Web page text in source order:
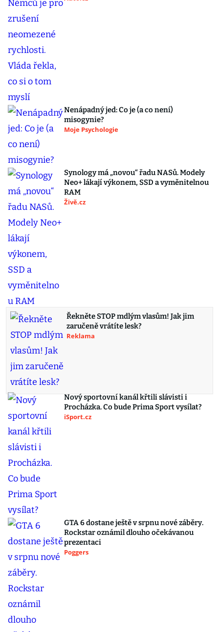
Nenápadný jed: Co je (a co není)
misogynie?
Moje Psychologie
Synology má „novou“ řadu NASů. Modely
Neo+ lákají výkonem, SSD a vyměnitelnou
RAM
Živě.cz
Řekněte STOP mdlým vlasům! Jak jim
zaručeně vrátíte lesk?
Reklama
Nový sportovní kanál křtili slávisti i
Procházka. Co bude Prima Sport vysílat?
iSport.cz
GTA 6 dostane ještě v srpnu nové záběry.
Rockstar oznámil dlouho očekávanou
prezentaci
Poggers